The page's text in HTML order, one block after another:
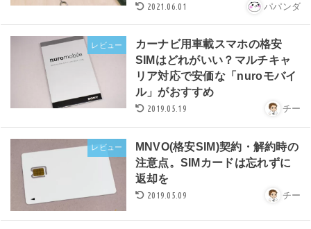
2021.06.01 パパンダ
レビュー
カーナビ用車載スマホの格安
SIMはどれがいい？マルチキャ
リア対応で安価な「nuroモバイ
ル」がおすすめ
2019.05.19 チー
レビュー
MNVO(格安SIM)契約・解約時の
注意点。SIMカードは忘れずに
返却を
2019.05.09 チー